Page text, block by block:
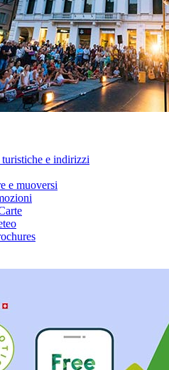
e indirizzi
e muoversi